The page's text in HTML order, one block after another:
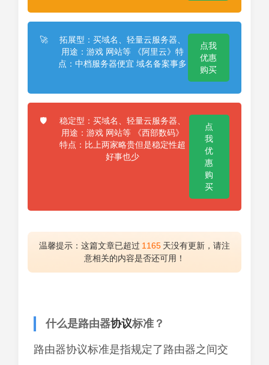
🚀
拓展型：买域名、轻量云服务器、
用途：游戏 网站等 《阿里云》特
点：中档服务器便宜 域名备案事多
点我
优惠
购买
🛡️
稳定型：买域名、轻量云服务器、
用途：游戏 网站等 《西部数码》
特点：比上两家略贵但是稳定性超
好事也少
点
我
优
惠
购
买
温馨提示：这篇文章已超过 1165 天没有更新，请注
意相关的内容是否还可用！
什么是路由器协议标准？
路由器协议标准是指规定了路由器之间交